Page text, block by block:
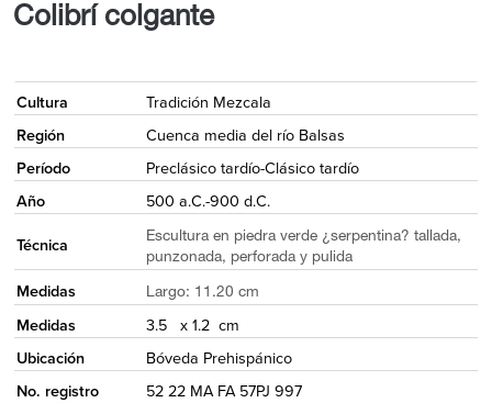
Colibrí colgante
Cultura
Tradición Mezcala
Región
Cuenca media del río Balsas
Período
Preclásico tardío-Clásico tardío
Año
500 a.C.-900 d.C.
Técnica
Escultura en piedra verde ¿serpentina? tallada,
punzonada, perforada y pulida
Medidas Largo: 11.20 cm
Medidas
3.5 x 1.2 cm
Ubicación
Bóveda Prehispánico
No. registro
52 22 MA FA 57PJ 997